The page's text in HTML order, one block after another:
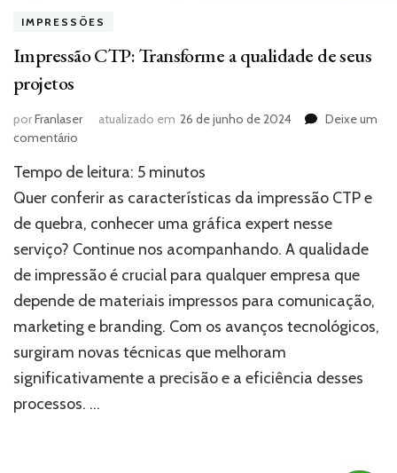
IMPRESSÕES
Impressão CTP: Transforme a qualidade de seus
projetos
porFranlaser atualizado em 26 de junho de 2024
Deixe um
comentário
CTP:
Transforme
qualidade
de
seus
projetos
Tempo de leitura: 5 minutos
Quer conferir as características da impressão CTP e
de quebra, conhecer uma gráfica expert nesse
serviço? Continue nos acompanhando. A qualidade
de impressão é crucial para qualquer empresa que
depende de materiais impressos para comunicação,
marketing e branding. Com os avanços tecnológicos,
surgiram novas técnicas que melhoram
significativamente a precisão e a eficiência desses
processos. …